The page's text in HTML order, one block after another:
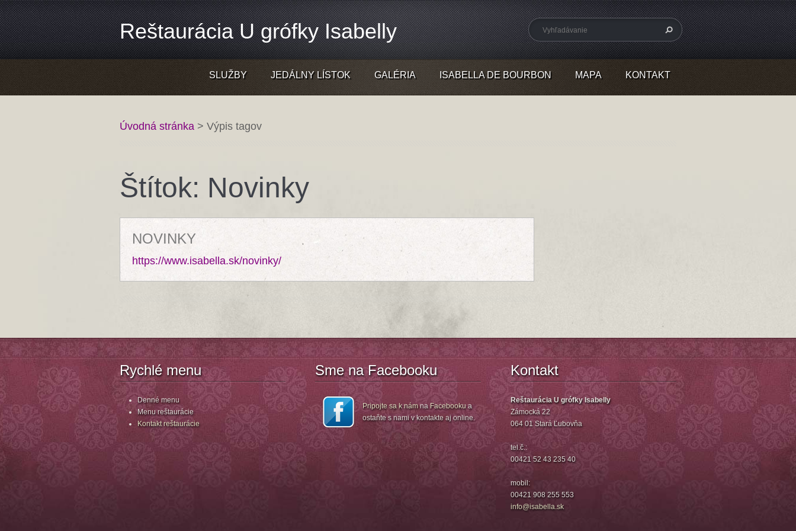
Reštaurácia U grófky Isabelly
SLUŽBY JEDÁLNY LÍSTOK GALÉRIA ISABELLA DE BOURBON MAPA KONTAKT
Úvodná stránka > Výpis tagov
Štítok: Novinky
NOVINKY
https://www.isabella.sk/novinky/
Rychlé menu
Denné menu
Menu reštaurácie
Kontakt reštaurácie
Sme na Facebooku
Pripojte sa k námna Facebookua
ostaňte s nami v kontakte aj online.
Kontakt
Reštaurácia U grófky Isabelly
Zámocká 22
064 01 Stará Ľubovňa
tel.č.:
00421 52 43 235 40
mobil:
00421 908 255 553
info@isabella.sk